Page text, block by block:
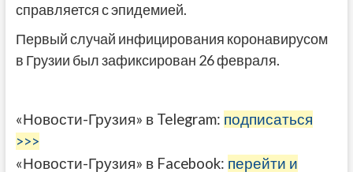
справляется с эпидемией.
Первый случай инфицирования коронавирусом
в Грузии был зафиксирован 26 февраля.
«Новости-Грузия» в Telegram: подписаться
>>>
«Новости-Грузия» в Facebook: перейти и